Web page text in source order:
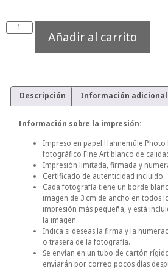
Añadir al carrito
Descripción Información adicional
Información sobre la impresión:
Impreso en papel Hahnemüle Photo
fotográfico Fine Art blanco de
Impresión limitada, firmada y
Certificado de autenticidad incluido.
Cada fotografía tiene un borde
imagen de 3 cm de ancho en todos
impresión más pequeña, y está
la imagen.
Indica si deseas la firma y la
o trasera de la fotografía.
Se envían en un tubo de cartón
enviarán por correo pocos días